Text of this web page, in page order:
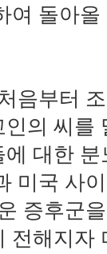
여 돌아
음부터
의 씨를
대한
미국 사
증후군
전해지자